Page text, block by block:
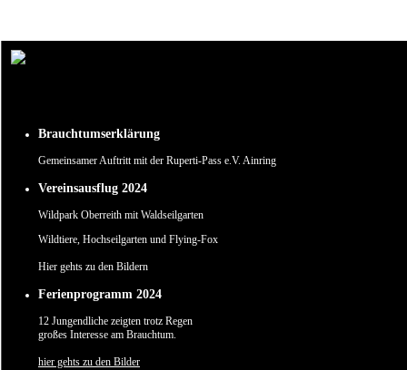
Brauchtumserklärung
Gemeinsamer Auftritt mit der Ruperti-Pass e.V. Ainring
Vereinsausflug 2024
Wildpark Oberreith mit Waldseilgarten
Wildtiere, Hochseilgarten und Flying-Fox
Hier gehts zu den Bildern
Ferienprogramm 2024
12 Jungendliche zeigten trotz Regen
großes Interesse am Brauchtum.
hier gehts zu den Bilder